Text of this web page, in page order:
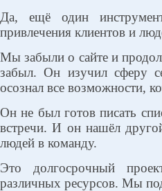
Да, ещё один
привлечения клиентов и
Мы забыли о сайте и
забыл. Он изучил сферу
осознал все возможности,
Он не был готов писать
встречи. И он нашёл
людей в команду.
Это долгосрочный
различных ресурсов. Мы